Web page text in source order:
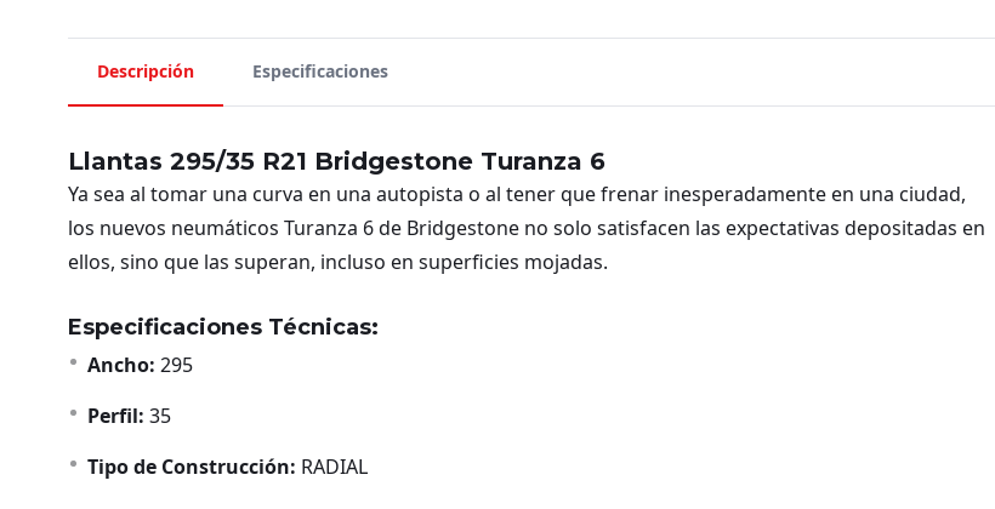
Descripción Especificaciones
Llantas 295/35 R21 Bridgestone Turanza 6
Ya sea al tomar una curva en una autopista o al tener que frenar inesperadamente en una ciudad,
los nuevos neumáticos Turanza 6 de Bridgestone no solo satisfacen las expectativas depositadas en
ellos, sino que las superan, incluso en superficies mojadas.
Especificaciones Técnicas:
Ancho: 295
Perfil: 35
Tipo de Construcción: RADIAL